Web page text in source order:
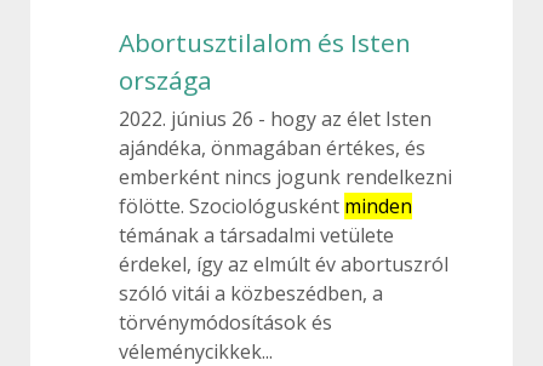
Abortusztilalom és Isten
országa
2022. június 26
hogy az élet Isten
ajándéka, önmagában értékes, és
emberként nincs jogunk rendelkezni
fölötte. Szociológusként minden
témának a társadalmi vetülete
érdekel, így az elmúlt év abortuszról
szóló vitái a közbeszédben, a
törvénymódosítások és
véleménycikkek...